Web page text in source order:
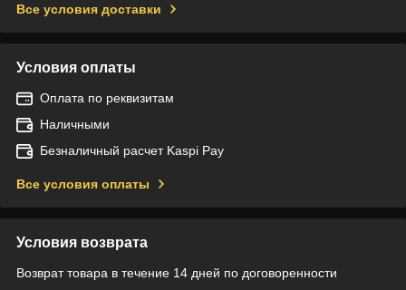
Все условия доставки
Условия оплаты
Оплата по реквизитам
Наличными
Безналичный расчет Kaspi Pay
Все условия оплаты
Условия возврата
Возврат товара в течение 14 дней по договоренности